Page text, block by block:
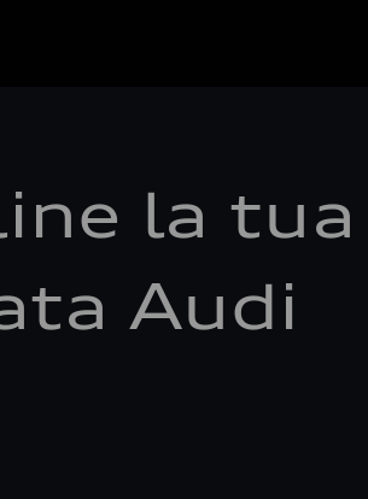
la
Audi